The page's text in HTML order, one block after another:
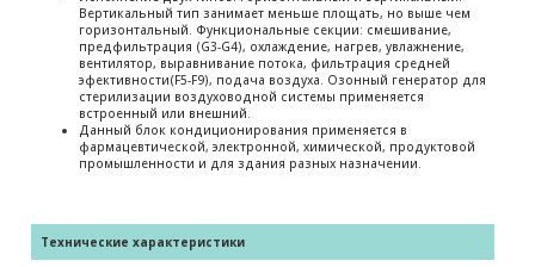
Вертикальный тип занимает меньше площать, но выше чем
горизонтальный. Функциональные секции: смешивание,
предфильтрация (G3-G4), охлаждение, нагрев, увлажнение,
вентилятор, выравнивание потока, фильтрация средней
эфективности(F5-F9), подача воздуха. Озонный генератор для
стерилизации воздуховодной системы применяется
встроенный или внешний.
Данный блок кондиционирования применяется в
фармацевтической, электронной, химической, продуктовой
промышленности и для здания разных назначении.
Технические характеристики